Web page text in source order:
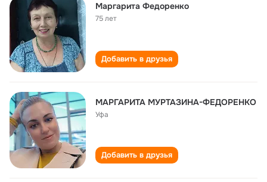
Маргарита Федоренко
75 лет
Добавить в друзья
МАРГАРИТА МУРТАЗИНА-ФЕДОРЕНКО
Уфа
Добавить в друзья